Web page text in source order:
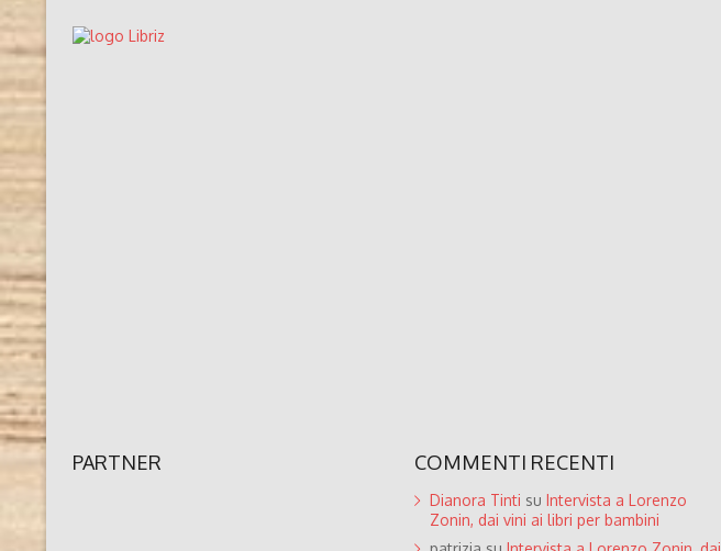
PARTNER COMMENTI RECENTI
Dianora Tinti su Intervista a Lorenzo
Zonin, dai vini ai libri per bambini